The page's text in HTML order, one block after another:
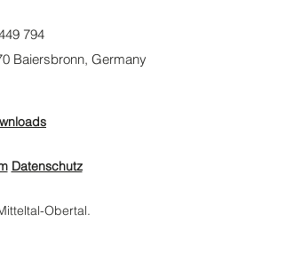
Baiersbronn, Germany
794
Datenschutz
Obertal.